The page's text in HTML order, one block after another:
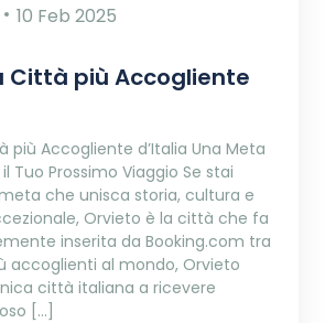
10 Feb 2025
Città più Accogliente
più Accogliente d’Italia Una Meta
Tuo Prossimo Viaggio Se stai
che unisca storia, cultura e
Orvieto è la città che fa
inserita da Booking.com tra
accoglienti al mondo, Orvieto
città italiana a ricevere
[…]